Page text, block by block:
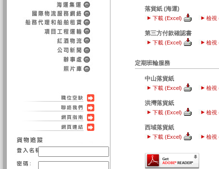
落貨紙 (海運)
下載 (Excel) 檢視
第三方付款確認書
下載 (Excel) 檢視
定期班輪服務
中山落貨紙
下載 (Excel) 檢視
洪灣落貨紙
下載 (Excel) 檢視
西域落貨紙
下載 (Excel) 檢視